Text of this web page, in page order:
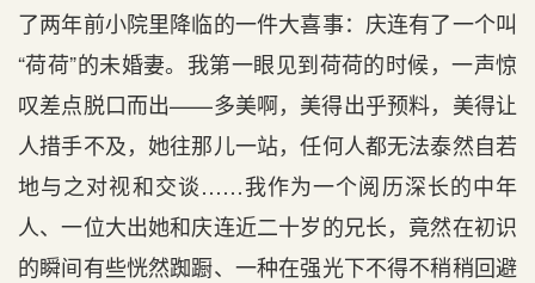
了两年前小院里降临的一件大喜事：庆连有了一个叫
“荷荷”的未婚妻。我第一眼见到荷荷的时候，一声惊
叹差点脱口而出——多美啊，美得出乎预料，美得让
人措手不及，她往那儿一站，任何人都无法泰然自若
地与之对视和交谈……我作为一个阅历深长的中年
人、一位大出她和庆连近二十岁的兄长，竟然在初识
的瞬间有些恍然踟蹰、一种在强光下不得不稍稍回避